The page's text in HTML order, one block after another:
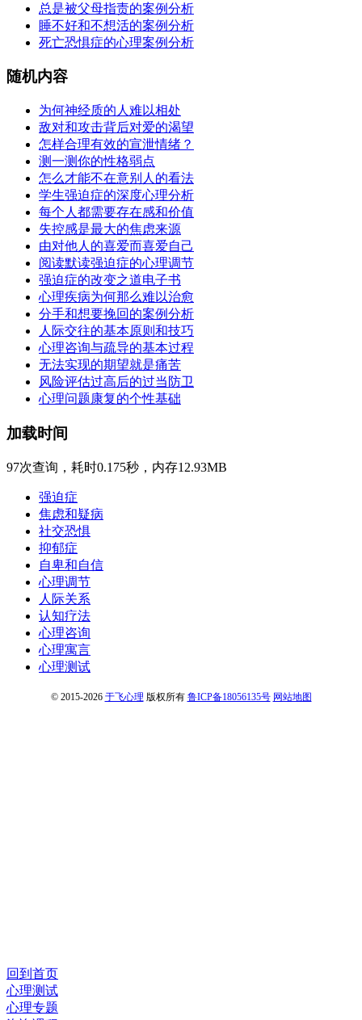
总是被父母指责的案例分析
睡不好和不想活的案例分析
死亡恐惧症的心理案例分析
随机内容
为何神经质的人难以相处
敌对和攻击背后对爱的渴望
怎样合理有效的宣泄情绪？
测一测你的性格弱点
怎么才能不在意别人的看法
学生强迫症的深度心理分析
每个人都需要存在感和价值
失控感是最大的焦虑来源
由对他人的喜爱而喜爱自己
阅读默读强迫症的心理调节
强迫症的改变之道电子书
心理疾病为何那么难以治愈
分手和想要挽回的案例分析
人际交往的基本原则和技巧
心理咨询与疏导的基本过程
无法实现的期望就是痛苦
风险评估过高后的过当防卫
心理问题康复的个性基础
加载时间
97次查询，耗时0.175秒，内存12.93MB
强迫症
焦虑和疑病
社交恐惧
抑郁症
自卑和自信
心理调节
人际关系
认知疗法
心理咨询
心理寓言
心理测试
© 2015-2026 于飞心理 版权所有 鲁ICP备18056135号 网站地图
回到首页
心理测试
心理专题